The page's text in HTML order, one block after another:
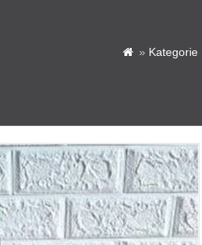
 » Kategorie